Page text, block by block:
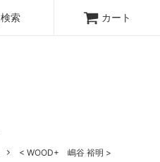
検索 カート
< WOOD+ 嶋谷 裕明 >